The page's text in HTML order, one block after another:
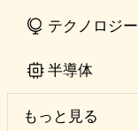
テクノロジ
半導体
もっと見る